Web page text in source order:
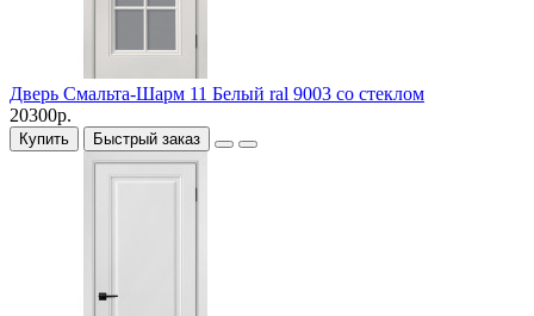
Дверь Смальта-Шарм 11 Белый ral 9003 со стеклом
20300р.
Купить Быстрый заказ